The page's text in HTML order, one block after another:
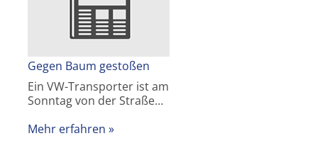
Gegen Baum gestoßen
Ein VW-Transporter ist am
Sonntag von der Straße…
Mehr erfahren